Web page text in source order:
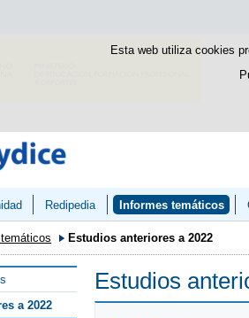
Esta web utiliza cookies
Redipedia Informes temáticos
Estudios anteriores a 2022
a 2022
Estudios